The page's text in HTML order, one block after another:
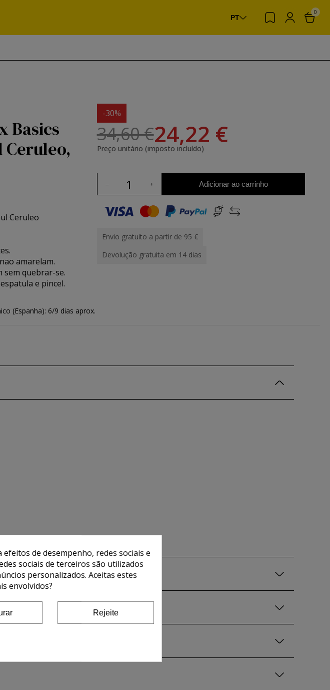
PT
0
Basics
Ceruleo,
Ceruleo
amarelam.
sem quebrar-se.
e pincel.
-30%
34,60 €24,22 €
Preço unitário (imposto incluído)
Adicionar ao carrinho
Envio gratuito a partir de 95 €
Devolução gratuita em 14 dias
(Espanha): 6/9 dias aprox.
de desempenho, redes sociais e
sociais de terceiros são utilizados
personalizados. Aceitas estes
envolvidos?
Rejeite